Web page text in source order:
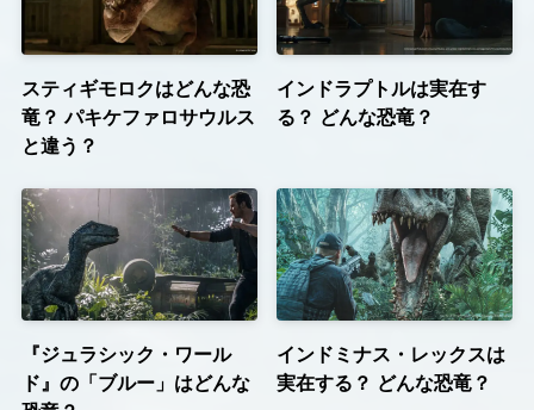
スティギモロクはどんな恐
竜？ パキケファロサウルス
と違う？
インドラプトルは実在す
る？ どんな恐竜？
『ジュラシック・ワール
ド』の「ブルー」はどんな
インドミナス・レックスは
実在する？ どんな恐竜？